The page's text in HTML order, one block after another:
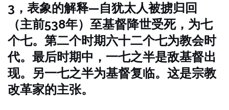
3，表象的解释—自犹太人被掳归回
（主前538年）至基督降世受死，为七
个七。第二个时期六十二个七为教会时
代。最后时期中，一七之半是敌基督出
现。另一七之半为基督复临。这是宗教
改革家的主张。